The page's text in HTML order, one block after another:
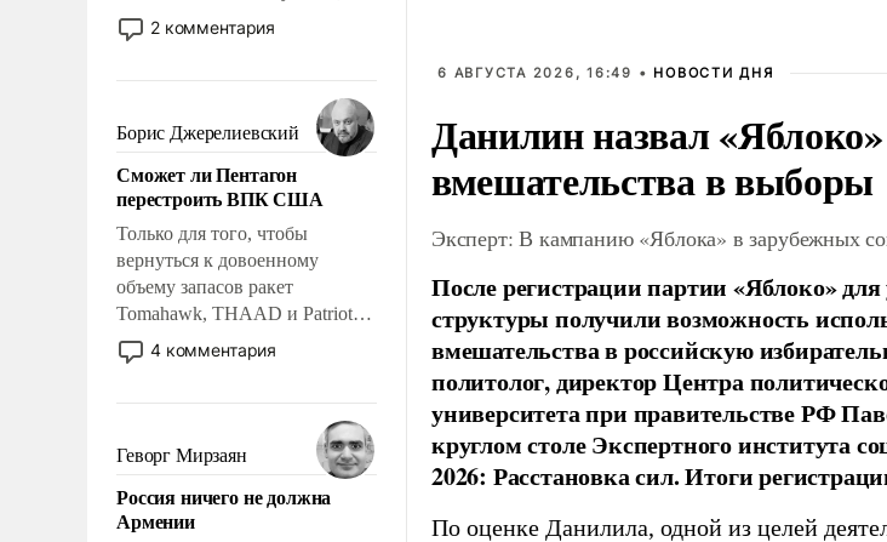
постепенно вытесняя и
отменяя традиционное
мужественным и твердым под
ударами судьбы, брать на себя
ответственность, помогать
слабым, идти вперед и
адаптироваться.
2 комментария
Борис Джерелиевский
Сможет ли Пентагон
перестроить ВПК США
Только для того, чтобы
вернуться к довоенному
объему запасов ракет
Tomahawk, THAAD и Patriot
США потребуется более трех
лет. Даже небольшая война с
Сложившаяся ситуация
означает многолетний период
уязвимости США, например,
перед Китаем.
4 комментария
Геворг Мирзаян
Россия ничего не должна
Армении
6 АВГУСТА 2026, 16:49 • НОВОСТИ ДНЯ
Данилин назвал
вмешательства в выборы
Эксперт: В кампанию «Яблока» в зарубежных
После регистрации партии «Яблоко»
структуры получили возможность
вмешательства в российскую
политолог, директор Центра
университета при правительстве РФ
круглом столе Экспертного
2026: Расстановка сил. Итоги
По оценке Данилила, одной из целей